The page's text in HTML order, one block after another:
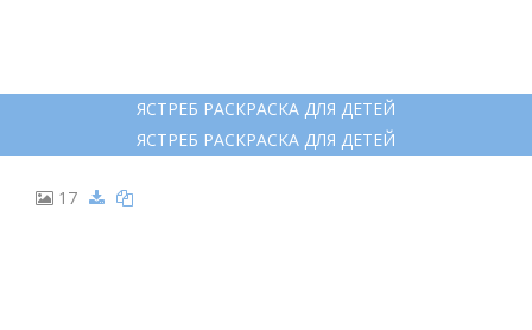
ЯСТРЕБ РАСКРАСКА ДЛЯ ДЕТЕЙ
ЯСТРЕБ РАСКРАСКА ДЛЯ ДЕТЕЙ
17